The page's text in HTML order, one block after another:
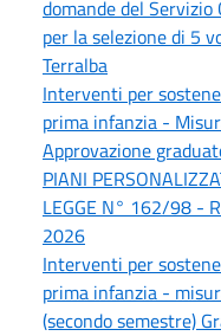
domande del
per la selezione di 5
Terralba
Interventi per
prima infanzia -
Approvazione
PIANI
LEGGE N° 162/98 -
2026
Interventi per
prima infanzia -
(secondo semestre)